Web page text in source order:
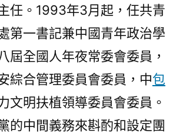
任。1993年3月起，任共青
第一書記兼中國青年政治學
屆全國人年夜常委會委員，
綜合管理委員會委員，中包
文明扶植領導委員會委員。
的中間義務來斟酌和設定團